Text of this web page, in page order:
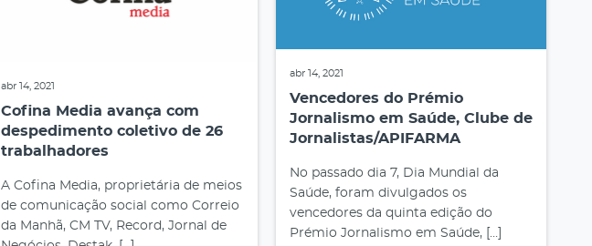
abr 14, 2021
Cofina Media avança com
despedimento coletivo de 26
trabalhadores
A Cofina Media, proprietária de meios
de comunicação social como Correio
da Manhã, CM TV, Record, Jornal de
abr 14, 2021
Vencedores do Prémio
Jornalismo em Saúde, Clube de
Jornalistas/APIFARMA
No passado dia 7, Dia Mundial da
Saúde, foram divulgados os
vencedores da quinta edição do
Prémio Jornalismo em Saúde, […]